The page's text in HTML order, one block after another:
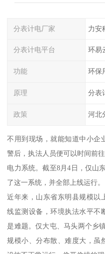
分表计电厂家 力安
分表计电平台 环易
功能 环保
原理 分表
政策 河北
不用到现场，就能知道中小企
警后，执法人员便可以时间前
电力系统。截至8月4日，仅山
了这一系统，并全部上线运行。
近年来，山东省东明县规模以
线监测设备，环境执法水平不
是难题。仅大屯、马头两个乡
规模小、分布散、难度大，虽